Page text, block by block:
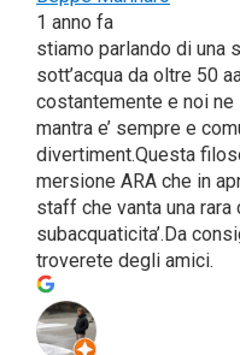
1 anno fa
stia­mo par­lan­do di una
sot­t’ac­qua da oltre 50
costan­te­men­te e noi
man­tra e’ sem­pre e
divertiment.Questa
mer­sio­ne ARA che in
staff che van­ta una
subacquaticita’.Da
tro­ve­re­te degli amici.